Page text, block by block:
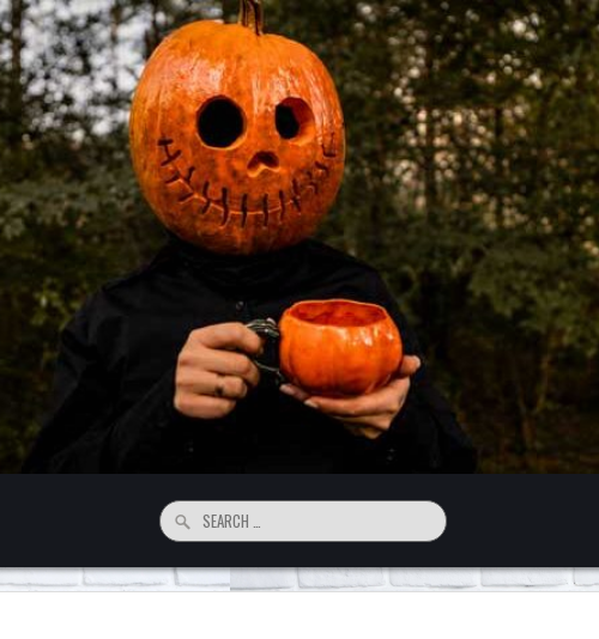
Search
for: